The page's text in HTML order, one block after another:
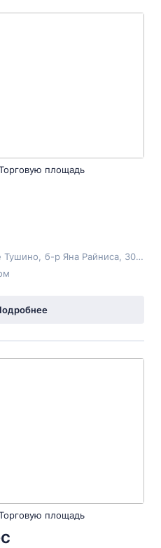
площадь
б-р Яна Райниса , 30к1
площадь